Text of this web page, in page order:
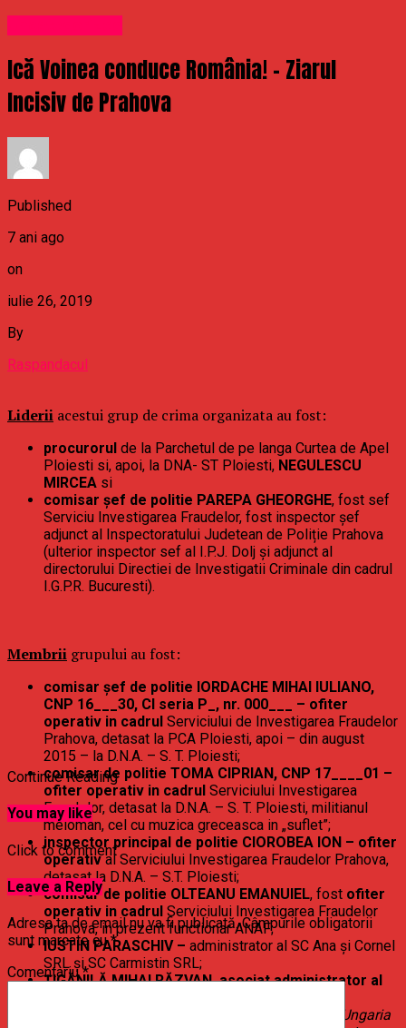
Ică Voinea conduce România! – Ziarul
Incisiv de Prahova
Published
7 ani ago
on
iulie 26, 2019
By
Raspandacul
Liderii acestui grup de crima organizata au fost:
procurorul de la Parchetul de pe langa Curtea de Apel
Ploiesti si, apoi, la DNA- ST Ploiesti, NEGULESCU
MIRCEA si
comisar șef de politie PAREPA GHEORGHE, fost sef
Serviciu Investigarea Fraudelor, fost inspector șef
adjunct al Inspectoratului Judetean de Poliție Prahova
(ulterior inspector sef al I.P.J. Dolj și adjunct al
directorului Directiei de Investigatii Criminale din cadrul
I.G.P.R. Bucuresti).
Membrii grupului au fost:
comisar șef de politie IORDACHE MIHAI IULIANO,
CNP 16___30, CI seria P_, nr. 000___ – ofiter
operativ in cadrul Serviciului de Investigarea Fraudelor
Prahova, detasat la PCA Ploiesti, apoi – din august
2015 – la D.N.A. – S. T. Ploiesti;
comisar de politie TOMA CIPRIAN, CNP 17____01 –
ofiter operativ in cadrul Serviciului Investigarea
Fraudelor, detasat la D.N.A. – S. T. Ploiesti, militianul
meloman, cel cu muzica greceasca in „suflet”;
inspector principal de politie CIOROBEA ION – ofiter
operatival Serviciului Investigarea Fraudelor Prahova,
detasat la D.N.A. – S.T. Ploiesti;
comisar de politie OLTEANU EMANUIEL, fost ofiter
operativ in cadrul Serviciului Investigarea Fraudelor
Prahova, in prezent functionar ANAF;
IUSTIN PARASCHIV – administrator al SC Ana și Cornel
SRL și SC Carmistin SRL;
ȚIGĂNILĂ MIHAI RĂZVAN, asociat administrator al
Ungaria
Continue Reading
You may like
Click to comment
Leave a Reply
Adresa ta de email nu va fi publicată. Câmpurile obligatorii
sunt marcate cu*
Comentariu*